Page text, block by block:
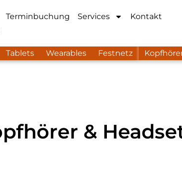
Terminbuchung Services
Kontakt
Tablets Wearables Festnetz
&